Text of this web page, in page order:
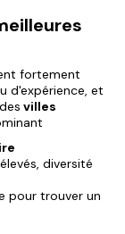
fortement
d'expérience, et
villes
diversité
pour trouver un